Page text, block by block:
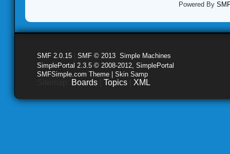
Powered By
SMF 2.0.15 SMF © 2013 Simple Machines
SimplePortal 2.3.5 © 2008-2012, SimplePortal
SMFSimple.com Theme | Skin Samp
Boards Topics XML